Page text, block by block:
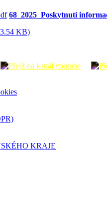
68_2025_Poskytnutí
KB)
KRAJE